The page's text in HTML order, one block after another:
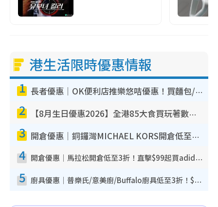
港生活限時優惠情報
1 長者優惠｜OK便利店推樂悠咭優惠！買麵包/牛奶/保健品拍卡即減
2 【8月生日優惠2026】全港85大食買玩著數攻略 自助餐/火鍋放題同行免費＋誠品/DONKI送現金券
3 開倉優惠｜銅鑼灣MICHAEL KORS開倉低至17折！直擊$500起買手袋/銀包/鞋款 必買經典Jet Set系列
4 開倉優惠｜馬拉松開倉低至3折！直擊$99起買adidas／New Balance／Puma鞋款 STANLEY保溫杯劈價至$119起
5 廚具優惠｜普樂氏/意美廚/Buffalo廚具低至3折！$89起買煎鍋／炒鑊／個人鍋 同場小家電激減至$99起